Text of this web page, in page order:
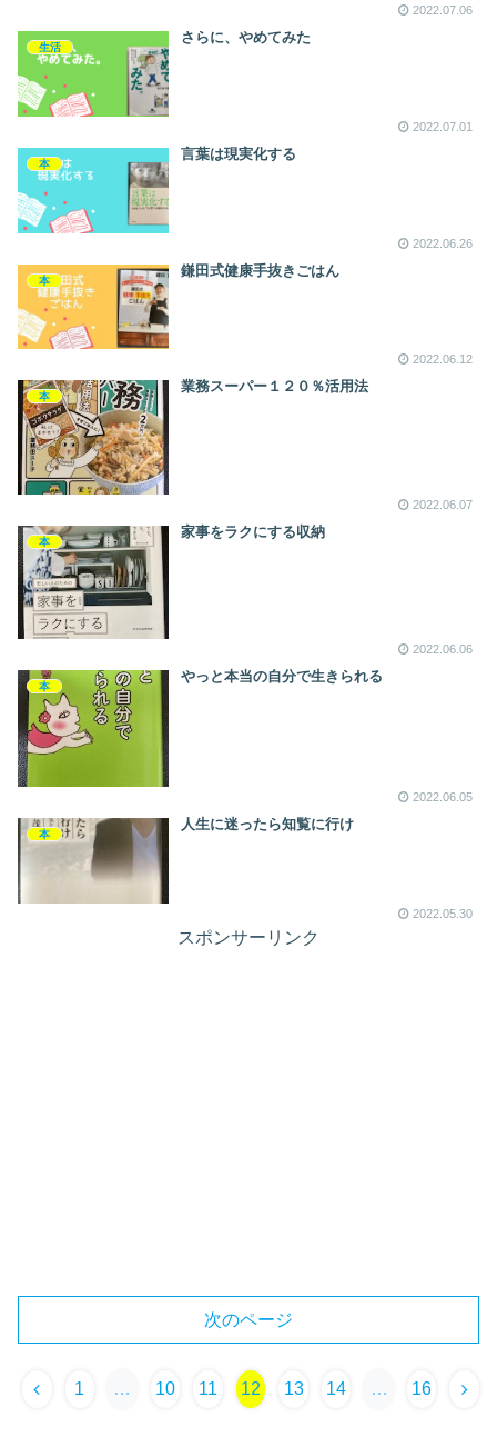
2022.07.06
生活
さらに、やめてみた
2022.07.01
本
言葉は現実化する
2022.06.26
本
鎌田式健康手抜きごはん
2022.06.12
本
業務スーパー１２０％活用法
2022.06.07
本
家事をラクにする収納
2022.06.06
本
やっと本当の自分で生きられる
2022.06.05
本
人生に迷ったら知覧に行け
2022.05.30
スポンサーリンク
次のページ
1 … 10 11 12 13 14 … 16